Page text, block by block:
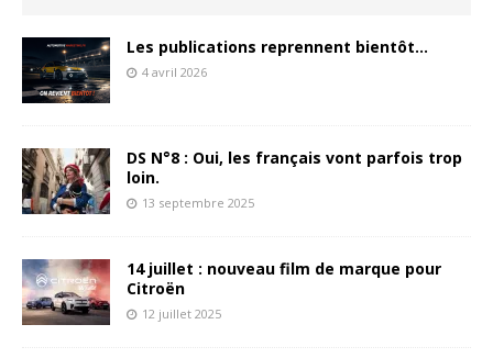
Les publications reprennent bientôt…
4 avril 2026
DS N°8 : Oui, les français vont parfois trop
loin.
13 septembre 2025
14 juillet : nouveau film de marque pour
Citroën
12 juillet 2025